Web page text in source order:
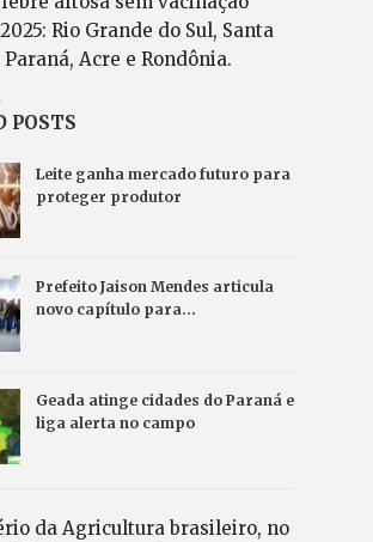
Rio Grande do Sul, Santa
Acre e Rondônia.
POSTS
Leite ganha mercado futuro para
proteger produtor
Prefeito Jaison Mendes articula
novo capítulo para…
Geada atinge cidades do Paraná e
liga alerta no campo
da Agricultura brasileiro, no